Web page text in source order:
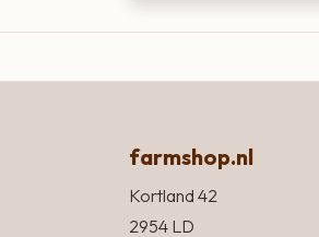
farmshop.nl
Kortland 42
2954 LD